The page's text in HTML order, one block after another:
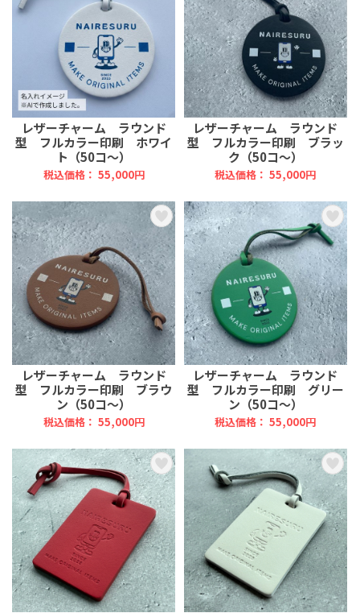
レザーチャーム ラウンド
型 フルカラー印刷 ホワイ
ト（50コ～）
税込価格： 55,000円
レザーチャーム ラウンド
型 フルカラー印刷 ブラッ
ク（50コ～）
税込価格： 55,000円
レザーチャーム ラウンド
型 フルカラー印刷 ブラウ
ン（50コ～）
税込価格： 55,000円
レザーチャーム ラウンド
型 フルカラー印刷 グリー
ン（50コ～）
税込価格： 55,000円